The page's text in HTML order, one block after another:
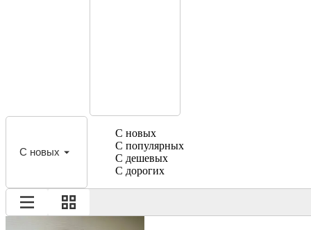
С новых
С новых
С популярных
С дешевых
С дорогих